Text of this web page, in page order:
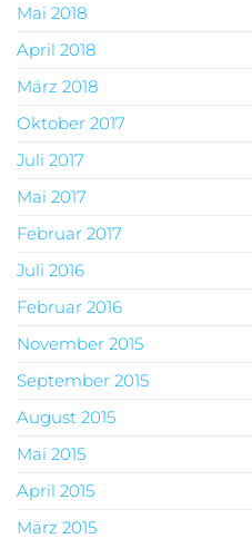
Mai 2018
April 2018
März 2018
Oktober 2017
Juli 2017
Mai 2017
Februar 2017
Juli 2016
Februar 2016
November 2015
September 2015
August 2015
Mai 2015
April 2015
März 2015